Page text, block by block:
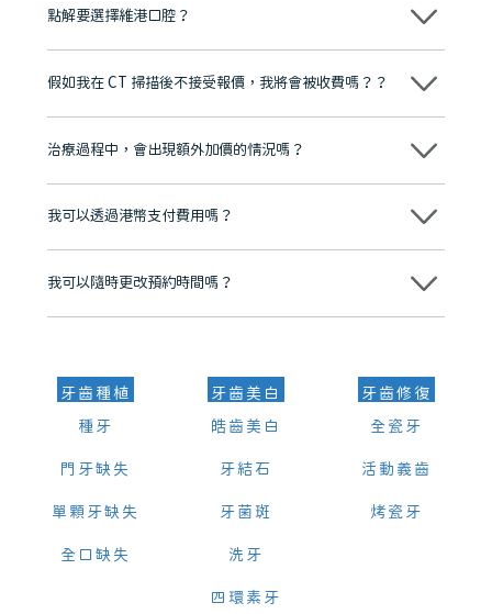
點解要選擇維港口腔？
維港口腔踐行「醫道濟世」的大學校訓，各分院匯聚來自香港、內地的
牌」、「2025香港企業領袖品牌」，是諾貝爾種植系統全球放心植牙中
至今已服務超過三十個國家和地區的顧客，受到粵港澳大灣區及周邊城
市市民極高的口碑評價及信任推薦 珠海、深圳設有八大分院，香港亦設
有咨詢及服務保障中心，有任何問題都可以隨時預約免費咨詢，讓人十
假如我在 CT 掃描後不接受報價，我將會被收費嗎？？
不會！只要未開始實際服務之前，你不會被收取任何費用。
治療過程中，會出現額外加價的情況嗎？
不會，治療前我們會詳細說明治療方案及對應的價錢，顧客同意並簽字
我可以透過港幣支付費用嗎？
可以。維港口腔會按照當日匯率轉算收取費用，而匯率會及時告知客人
我可以隨時更改預約時間嗎？
可以，請盡早通過wechat或whatsapp聯絡我們，告知我們你原本預約
牙齒種植
種牙
門牙缺失
單顆牙缺失
全口缺失
牙齒美白
皓齒美白
牙結石
牙菌斑
洗牙
四環素牙
牙齒修復
全瓷牙
活動義齒
烤瓷牙